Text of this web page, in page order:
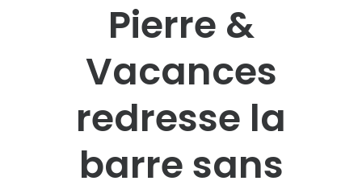
Pierre &
Vacances
redresse la
barre sans